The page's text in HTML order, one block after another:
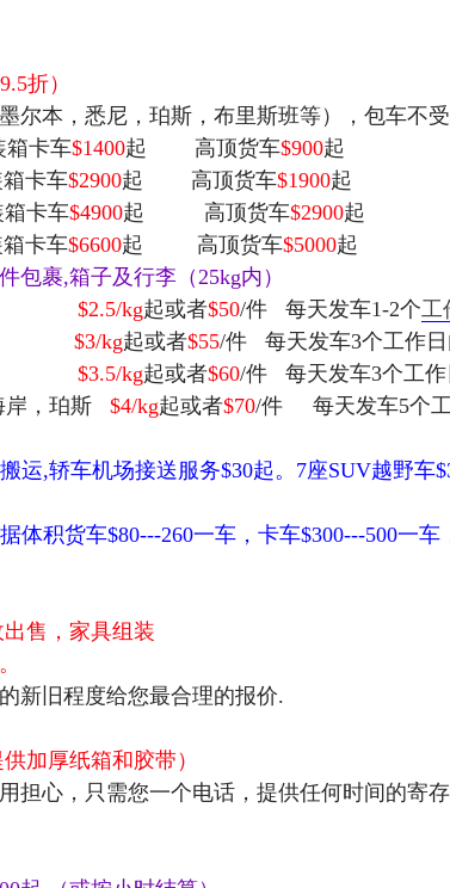
折）
尔本，悉尼，珀斯，布里斯班等），包车不
箱卡车$1400起 高顶货车$900起
卡车$2900起 高顶货车$1900起
箱卡车$4900起 高顶货车$2900起
卡车$6600起 高顶货车$5000起
包裹,箱子及行李（25kg内）
$2.5/kg起或者$50/件 每天发车1-2个工
$3/kg起或者$55/件 每天发车3个工作日
$3.5/kg起或者$60/件 每天发车3个工作
岸，珀斯 $4/kg起或者$70/件 每天发车5个
运,轿车机场接送服务$30起。 7座SUV越野车
体积货车$80---260一车，卡车$300---500一
售，家具组装
新旧程度给您最合理的报价.
加厚纸箱和胶带）
担心，只需您一个电话，提供任何时间的寄存